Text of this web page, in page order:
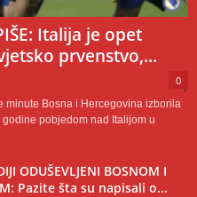
Italija je opet
prvenstvo,...
0
Bosna i Hercegovina izborila
pobjedom nad Italijom u
ODUŠEVLJENI BOSNOM I
Pazite šta su napisali o...